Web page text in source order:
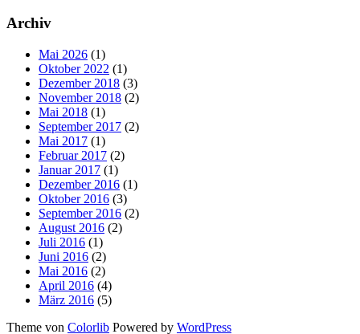
Archiv
Mai 2026 (1)
Oktober 2022 (1)
Dezember 2018 (3)
November 2018 (2)
Mai 2018 (1)
September 2017 (2)
Mai 2017 (1)
Februar 2017 (2)
Januar 2017 (1)
Dezember 2016 (1)
Oktober 2016 (3)
September 2016 (2)
August 2016 (2)
Juli 2016 (1)
Juni 2016 (2)
Mai 2016 (2)
April 2016 (4)
März 2016 (5)
Theme von Colorlib Powered by WordPress